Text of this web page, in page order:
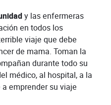
y las enfermeras
en todos los
viaje que debe
de mama. Toman la
durante todo su
médico, al hospital, a la
emprender su viaje